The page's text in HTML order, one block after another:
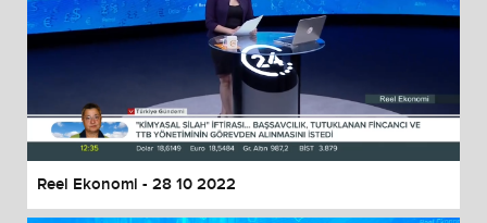
Reel Ekonomi - 28 10 2022